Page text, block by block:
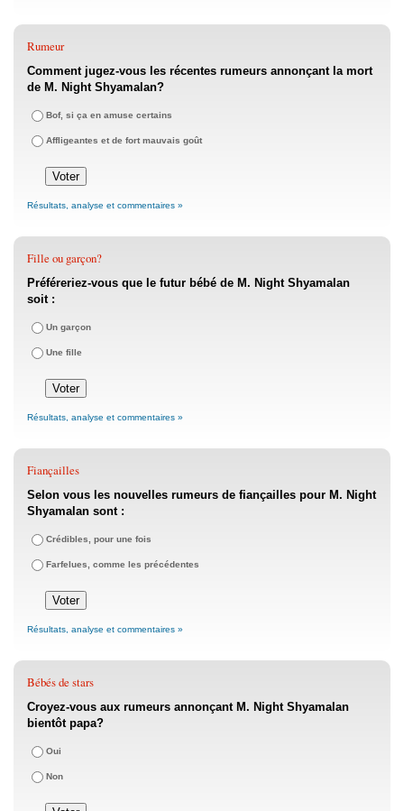
Rumeur
Comment jugez-vous les récentes rumeurs annonçant la mort
de M. Night Shyamalan?
Bof, si ça en amuse certains
Affligeantes et de fort mauvais goût
Résultats, analyse et commentaires »
Fille ou garçon?
Préféreriez-vous que le futur bébé de M. Night Shyamalan
soit :
Un garçon
Une fille
Résultats, analyse et commentaires »
Fiançailles
Selon vous les nouvelles rumeurs de fiançailles pour M. Night
Shyamalan sont :
Crédibles, pour une fois
Farfelues, comme les précédentes
Résultats, analyse et commentaires »
Bébés de stars
Croyez-vous aux rumeurs annonçant M. Night Shyamalan
bientôt papa?
Oui
Non